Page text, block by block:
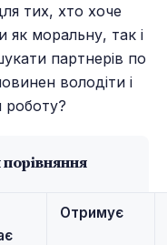
тих, хто хоче
як моральну, так і
партнерів по
володіти і
Отримує